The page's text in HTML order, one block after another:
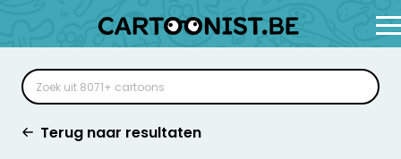
Terug naar resultaten